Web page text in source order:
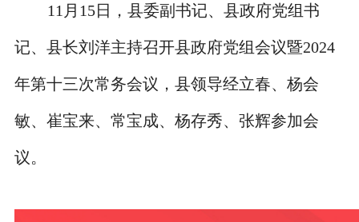
11月15日，县委副书记、县政府党组书
记、县长刘洋主持召开县政府党组会议暨2024
年第十三次常务会议，县领导经立春、杨会
敏、崔宝来、常宝成、杨存秀、张辉参加会
议。